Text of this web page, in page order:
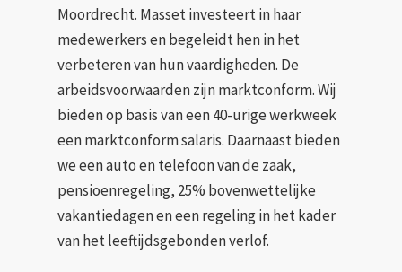
Moordrecht. Masset investeert in haar
medewerkers en begeleidt hen in het
verbeteren van hun vaardigheden. De
arbeidsvoorwaarden zijn marktconform. Wij
bieden op basis van een 40-urige werkweek
een marktconform salaris. Daarnaast bieden
we een auto en telefoon van de zaak,
pensioenregeling, 25% bovenwettelijke
vakantiedagen en een regeling in het kader
van het leeftijdsgebonden verlof.